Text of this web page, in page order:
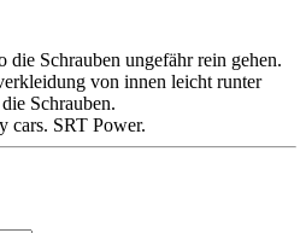
die Schrauben ungefähr rein gehen.
von innen leicht runter
Schrauben.
cars. SRT Power.